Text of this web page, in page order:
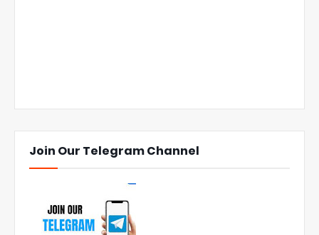
Join Our Telegram Channel